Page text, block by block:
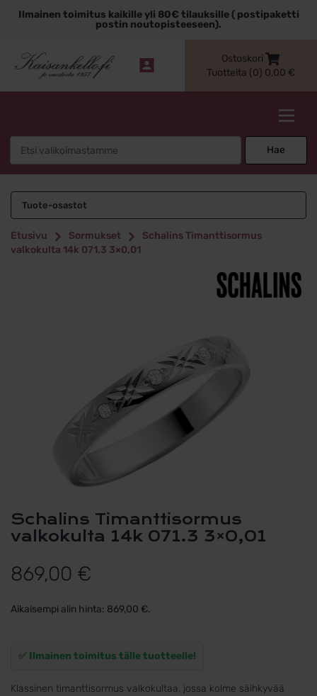
sisältöönIlmainen toimitus kaikille yli 80€ tilauksille ( postipaketti
postin noutopisteeseen).
Ostoskori
Tuotteita (0) 0,00 €
Hae
Tuote-osastot
Etusivu Sormukset
Schalins Timanttisormus
valkokulta 14k 071.3 3×0,01
Schalins Timanttisormus
valkokulta 14k 071.3 3×0,01
869,00 €
Aikaisempi alin hinta: 869,00 €.
✅ Ilmainen toimitus tälle tuotteelle!
Klassinen timanttisormus valkokultaa, jossa kolme säihkyvää